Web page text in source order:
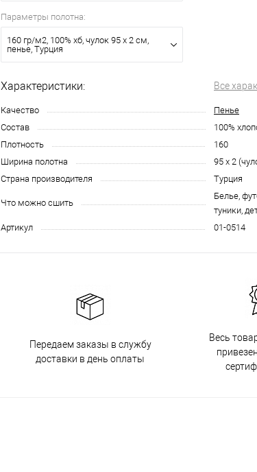
Параметры полотна:
160 гр/м2, 100% хб, чулок 95 х 2 см,
пенье, Турция
Характеристики: Все
Качество
Пенье
Состав
100%
Плотность
160
Ширина полотна
95 х 2
Страна производителя
Турция
Что можно сшить
Белье,
туники,
Артикул
01-0514
Передаем заказы в службу
доставки в день оплаты
Весь